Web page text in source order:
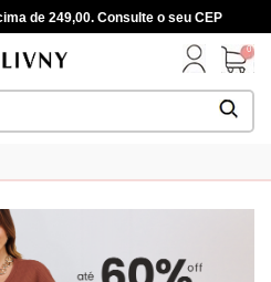
de 249,00. Consulte o seu CEP
0